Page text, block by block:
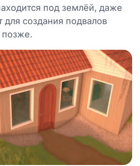
под землёй, даже
для создания подвалов
позже.